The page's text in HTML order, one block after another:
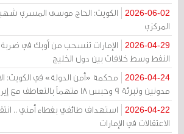
2026-06-02
الكويت: الحاج موسى المسري
المركزي
2026-04-29
الإمارات تنسحب من أوبك في
النفط وسط خلافات بين دول الخليج
2026-04-24
مدونين وتبرئة 9 وحبس 18 متهماً بالتعاطف مع إيران
2026-04-22
استهداف طائفي بغطاء أمني ..
الاعتقالات في الإمارات